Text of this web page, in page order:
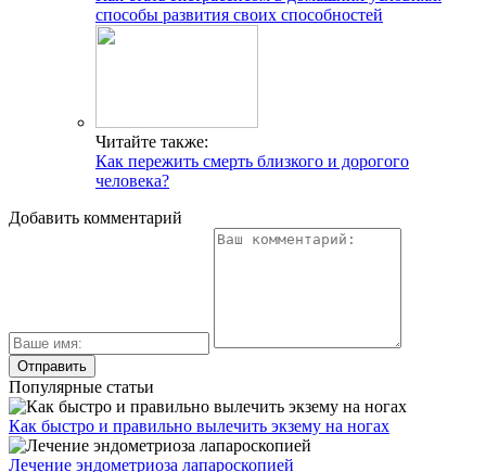
способы развития своих способностей
Читайте также:
Как пережить смерть близкого и дорогого
человека?
Добавить комментарий
Популярные статьи
Как быстро и правильно вылечить экзему на ногах
Лечение эндометриоза лапароскопией